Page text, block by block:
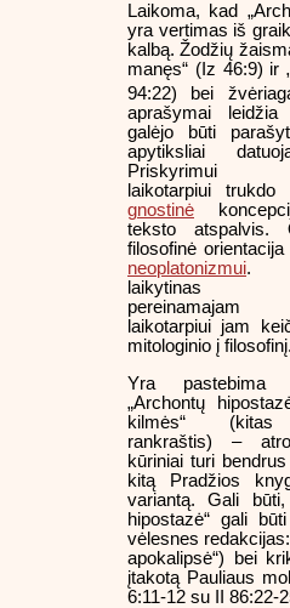
Laikoma, kad
yra vertimas iš
kalbą. Žodžių
manęs“ (Iz 46:9) ir
94:22) bei
aprašymai
galėjo būti
apytiksliai
Priskyrimui
laikotarpiui
gnostinė
teksto atspalvis.
filosofinė
neoplatonizmui.
laikytinas
laikotarpiui jam
mitologinio į filosofinį.
Yra pastebima
„Archontų
kilmės“
rankraštis) –
kūriniai turi
kitą Pradžios
variantą. Gali
hipostazė“ gali
vėlesnes redakcijas:
apokalipsė“) bei
įtakotą Pauliaus
6:11-12 su II 86:22-